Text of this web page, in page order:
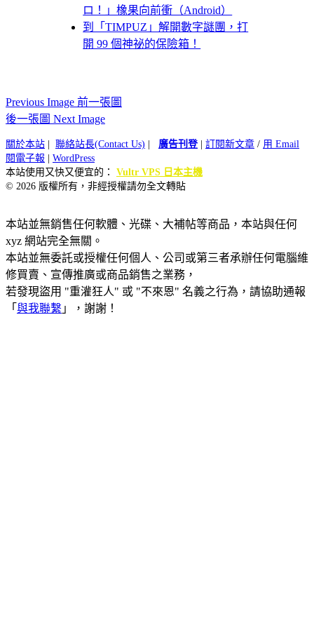
ロ！」橡果向前衝（Android）
到「TIMPUZ」解開數字謎團，打
開 99 個神祕的保險箱！
Previous Image 前一張圖
後一張圖 Next Image
關於本站 聯絡站長(Contact Us) 廣告刊登| 訂閱新文章 / 用 Email
閱電子報
WordPress
本站使用又快又便宜的： Vultr VPS 日本主機
© 2026 版權所有，非經授權請勿全文轉貼
本站並無銷售任何軟體、光碟、大補帖等商品，本站與任何
xyz 網站完全無關。
本站並無委託或授權任何個人、公司或第三者承辦任何電腦維
修買賣、宣傳推廣或商品銷售之業務，
若發現盜用 "重灌狂人" 或 "不來恩" 名義之行為，請協助通報
「 與我聯繫 」，謝謝！